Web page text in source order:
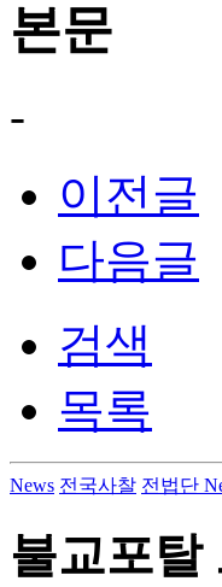
본문
-
이전글
다음글
검색
목록
News 전국사찰 전법단
불교포탈